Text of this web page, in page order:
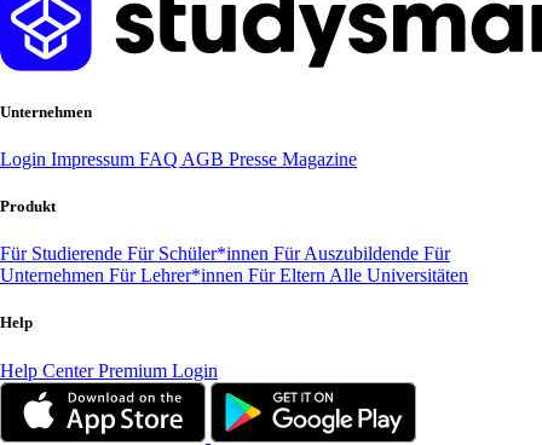
Unternehmen
Login Impressum FAQ AGB Presse Magazine
Produkt
Für Studierende Für Schüler*innen Für Auszubildende Für
Unternehmen Für Lehrer*innen Für Eltern Alle Universitäten
Help
Help CenterPremium Login